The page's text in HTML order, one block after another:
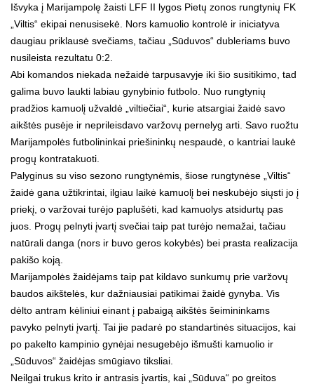
Išvyka į Marijampolę žaisti LFF II lygos Pietų zonos rungtynių FK
„Viltis“ ekipai nenusisekė. Nors kamuolio kontrolė ir iniciatyva
daugiau priklausė svečiams, tačiau „Sūduvos“ dubleriams buvo
nusileista rezultatu 0:2.
Abi komandos niekada nežaidė tarpusavyje iki šio susitikimo, tad
galima buvo laukti labiau gynybinio futbolo. Nuo rungtynių
pradžios kamuolį užvaldė „viltiečiai“, kurie atsargiai žaidė savo
aikštės pusėje ir neprileisdavo varžovų pernelyg arti. Savo ruožtu
Marijampolės futbolininkai priešininkų nespaudė, o kantriai laukė
progų kontratakuoti.
Palyginus su viso sezono rungtynėmis, šiose rungtynėse „Viltis“
žaidė gana užtikrintai, ilgiau laikė kamuolį bei neskubėjo siųsti jo į
priekį, o varžovai turėjo paplušėti, kad kamuolys atsidurtų pas
juos. Progų pelnyti įvartį svečiai taip pat turėjo nemažai, tačiau
natūrali danga (nors ir buvo geros kokybės) bei prasta realizacija
pakišo koją.
Marijampolės žaidėjams taip pat kildavo sunkumų prie varžovų
baudos aikštelės, kur dažniausiai patikimai žaidė gynyba. Vis
dėlto antram kėliniui einant į pabaigą aikštės šeimininkams
pavyko pelnyti įvartį. Tai jie padarė po standartinės situacijos, kai
po pakelto kampinio gynėjai nesugebėjo išmušti kamuolio ir
„Sūduvos“ žaidėjas smūgiavo tiksliai.
Neilgai trukus krito ir antrasis įvartis, kai „Sūduva“ po greitos